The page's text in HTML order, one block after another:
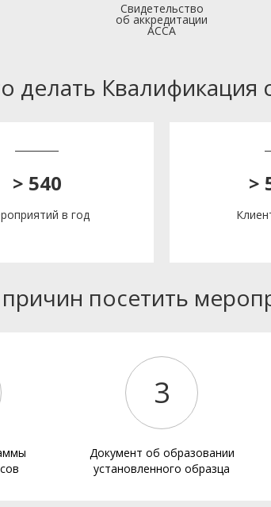
Свидетельство
об аккредитации
АССА
делать Квалификация
> 540
в год
>
посетить
3
Документ об образовании
установленного образца